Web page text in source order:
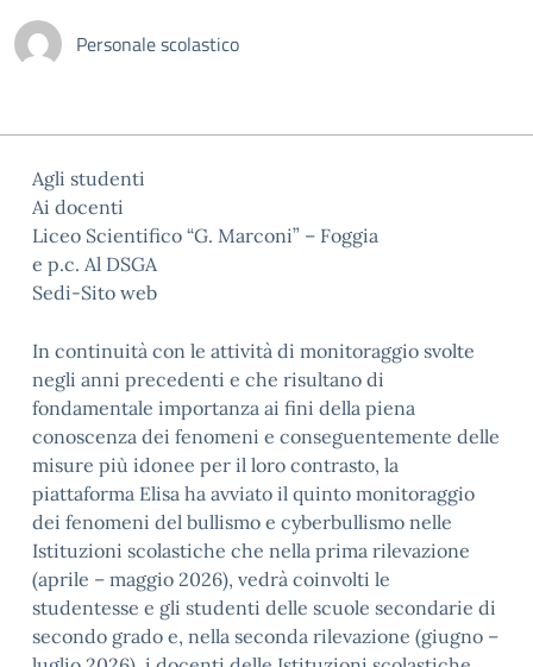
Personale scolastico
Agli studenti
Ai docenti
Liceo Scientifico “G. Marconi” – Foggia
e p.c. Al DSGA
Sedi-Sito web
In continuità con le attività di monitoraggio svolte
negli anni precedenti e che risultano di
fondamentale importanza ai fini della piena
conoscenza dei fenomeni e conseguentemente delle
misure più idonee per il loro contrasto, la
piattaforma Elisa ha avviato il quinto monitoraggio
dei fenomeni del bullismo e cyberbullismo nelle
Istituzioni scolastiche che nella prima rilevazione
(aprile – maggio 2026), vedrà coinvolti le
studentesse e gli studenti delle scuole secondarie di
secondo grado e, nella seconda rilevazione (giugno –